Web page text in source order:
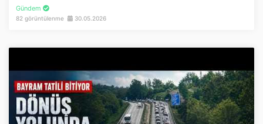
Gündem
82 görüntülenme 30.05.2026